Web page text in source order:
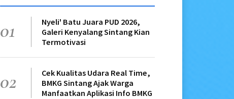
01
Nyeli' Batu Juara PUD 2026,
Galeri Kenyalang Sintang Kian
Termotivasi
02
Cek Kualitas Udara Real Time,
BMKG Sintang Ajak Warga
Manfaatkan Aplikasi Info BMKG